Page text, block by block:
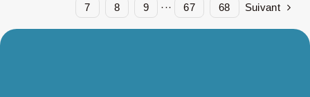
7
8 9 ··· 67 68 Suivant